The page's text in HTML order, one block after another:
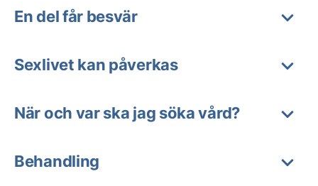
En del får besvär
Sexlivet kan påverkas
När och var ska jag söka vård?
Behandling